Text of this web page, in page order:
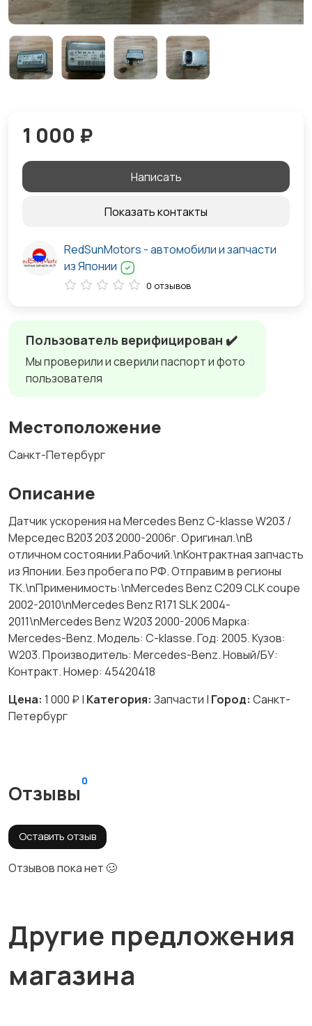
Пользователь верифицирован ✔️
Мы проверили и сверили паспорт и фото
пользователя
Местоположение
Санкт-Петербург
Описание
Датчик ускорения на Mercedes Benz С-klasse W203 /
Мерседес В203 203 2000-2006г. Оригинал.\nВ
отличном состоянии.Рабочий.\nКонтрактная запчасть
из Японии. Без пробега по РФ. Отправим в регионы
ТК.\nПрименимость:\nMercedes Benz C209 CLK coupe
2002-2010\nMercedes Benz R171 SLK 2004-
2011\nMercedes Benz W203 2000-2006 Марка:
Mercedes-Benz. Модель: C-klasse. Год: 2005. Кузов:
W203. Производитель: Mercedes-Benz. Новый/БУ:
Контракт. Номер: 45420418
Цена: 1 000 ₽ | Категория: Запчасти | Город: Санкт-
Петербург
Отзывы
0
Оставить отзыв
Отзывов пока нет 🥴
1 000 ₽
Написать
Показать контакты
RedSunMotors - автомобили и запчасти
из Японии
0 отзывов
Другие предложения
магазина